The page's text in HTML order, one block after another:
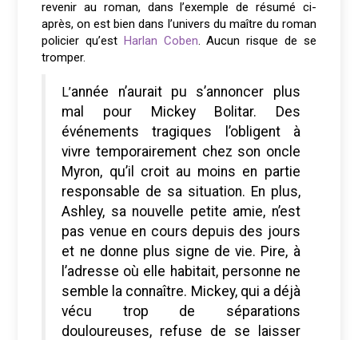
revenir au roman, dans l’exemple de résumé ci-
après, on est bien dans l’univers du maître du roman
policier qu’est Harlan Coben. Aucun risque de se
tromper.
L’année n’aurait pu s’annoncer plus
mal pour Mickey Bolitar. Des
événements tragiques l’obligent à
vivre temporairement chez son oncle
Myron, qu’il croit au moins en partie
responsable de sa situation. En plus,
Ashley, sa nouvelle petite amie, n’est
pas venue en cours depuis des jours
et ne donne plus signe de vie. Pire, à
l’adresse où elle habitait, personne ne
semble la connaître. Mickey, qui a déjà
vécu trop de séparations
douloureuses, refuse de se laisser